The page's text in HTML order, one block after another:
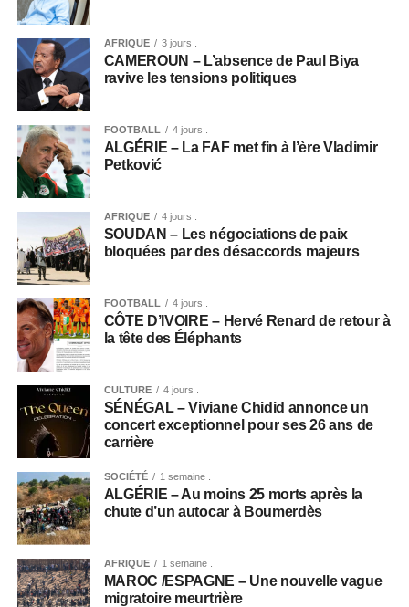
AFRIQUE 3 jours .
CAMEROUN – L’absence de Paul Biya
ravive les tensions politiques
FOOTBALL 4 jours .
ALGÉRIE – La FAF met fin à l’ère Vladimir
Petković
AFRIQUE 4 jours .
SOUDAN – Les négociations de paix
bloquées par des désaccords majeurs
FOOTBALL 4 jours .
CÔTE D’IVOIRE – Hervé Renard de retour à
la tête des Éléphants
CULTURE 4 jours .
SÉNÉGAL – Viviane Chidid annonce un
concert exceptionnel pour ses 26 ans de
carrière
SOCIÉTÉ 1 semaine .
ALGÉRIE – Au moins 25 morts après la
chute d’un autocar à Boumerdès
AFRIQUE 1 semaine .
MAROC /ESPAGNE – Une nouvelle vague
migratoire meurtrière